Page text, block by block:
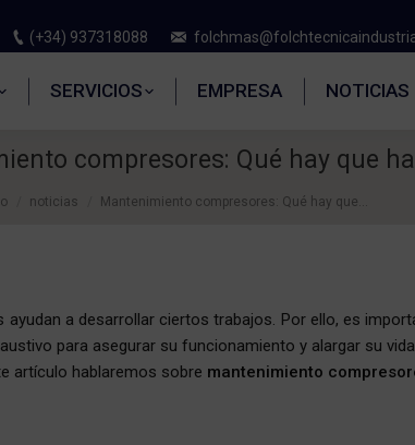
(+34) 937318088
SERVICIOS EMPRESA NOTICIAS
compresores: Qué hay que
noticias Mantenimiento compresores: Qué hay que…
a desarrollar ciertos trabajos. Por ello, es
para asegurar su funcionamiento y alargar su
artículo hablaremos sobre mantenimiento